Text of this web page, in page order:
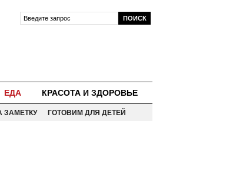
ЕДА
КРАСОТА И ЗДОРОВЬЕ
ЗАМЕТКУ ГОТОВИМ ДЛЯ ДЕТЕЙ